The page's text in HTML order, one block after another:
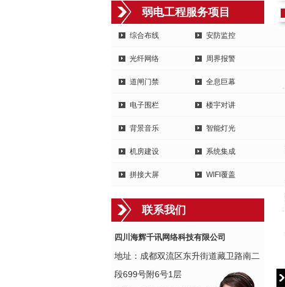
弱电工程服务项目
综合布线 安防监控
光纤网络 周界报警
道闸门禁 全息巨幕
电子围栏 楼宇对讲
背景音乐 智能灯光
机房建设 系统集成
拼接大屏 WIFI覆盖
联系我们
四川海辉千讯网络科技有限公司
地址：成都双流区东升街道藏卫路南二
段699号附6号1层